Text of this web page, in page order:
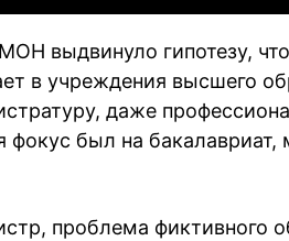
выдвинуло гипотезу,
в учреждения высшего
даже
фокус был на бакалавриат,
проблема фиктивного